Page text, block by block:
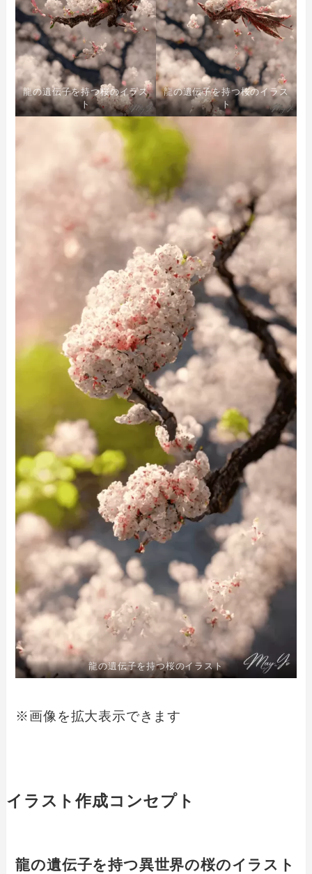
龍の遺伝子を持つ桜のイラス
ト
龍の遺伝子を持つ桜のイラス
ト
龍の遺伝子を持つ桜のイラスト
※画像を拡大表示できます
イラスト作成コンセプト
龍の遺伝子を持つ異世界の桜のイラスト